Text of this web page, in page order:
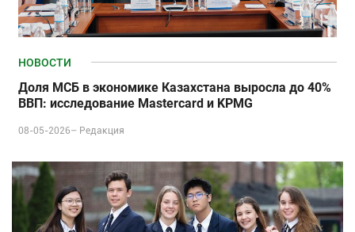
НОВОСТИ
Доля МСБ в экономике Казахстана выросла до 40%
ВВП: исследование Mastercard и KPMG
08-05-2026– Редакция